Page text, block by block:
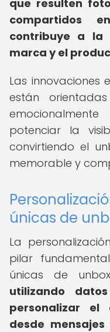
que resulten
compartidos
contribuye a la
marca y el
Las innovaciones
están
potenciar la
convirtiendo el
memorable y
únicas de
La
pilar
únicas de
utilizando
personalizar el
desde